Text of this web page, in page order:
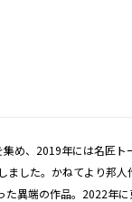
め、2019年には名匠ト
ました。かねてより邦人
異端の作品。2022年に